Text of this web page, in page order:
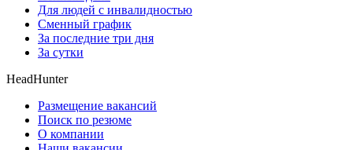
Для людей с инвалидностью
Сменный график
За последние три дня
За сутки
HeadHunter
Размещение вакансий
Поиск по резюме
О компании